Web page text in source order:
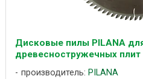
Дисковые пилы PILANA
древесностружечных
производитель: PILANA